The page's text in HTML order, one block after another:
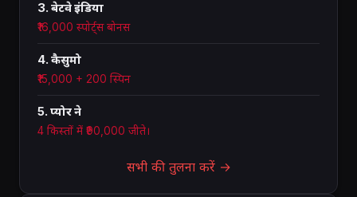
3. बेटवे इंडिया
₹16,000 स्पोर्ट्स बोनस
4. कैसुमो
₹15,000 + 200 स्पिन
5. प्योर ने
4 किस्तों में ₹90,000 जीते।
सभी की तुलना करें →